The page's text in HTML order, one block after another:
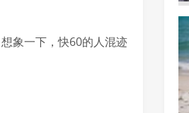
象一下，快60的人混迹